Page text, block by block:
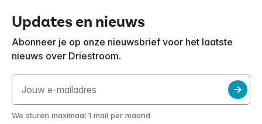
Updates en nieuws
Abonneer je op onze nieuwsbrief voor het laatste
nieuws over Driestroom.
We sturen maximaal 1 mail per maand